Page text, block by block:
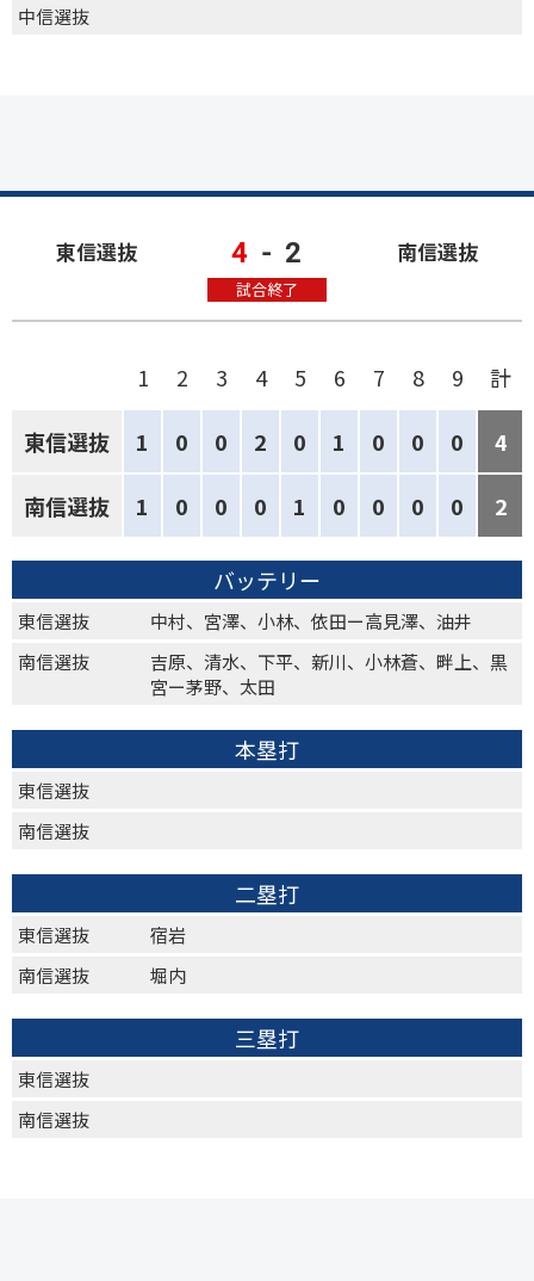
中信選抜
東信選抜 4 - 2
試合終了
南信選抜
1 2 3 4 5 6 7 8 9 計
東信選抜 1 0 0 2 0 1 0 0 0 4
南信選抜 1 0 0 0 1 0 0 0 0 2
バッテリー
東信選抜
中村、宮澤、小林、依田ー高見澤、油井
南信選抜
吉原、清水、下平、新川、小林蒼、畔上、黒
宮ー茅野、太田
本塁打
東信選抜
南信選抜
二塁打
東信選抜
宿岩
南信選抜
堀内
三塁打
東信選抜
南信選抜